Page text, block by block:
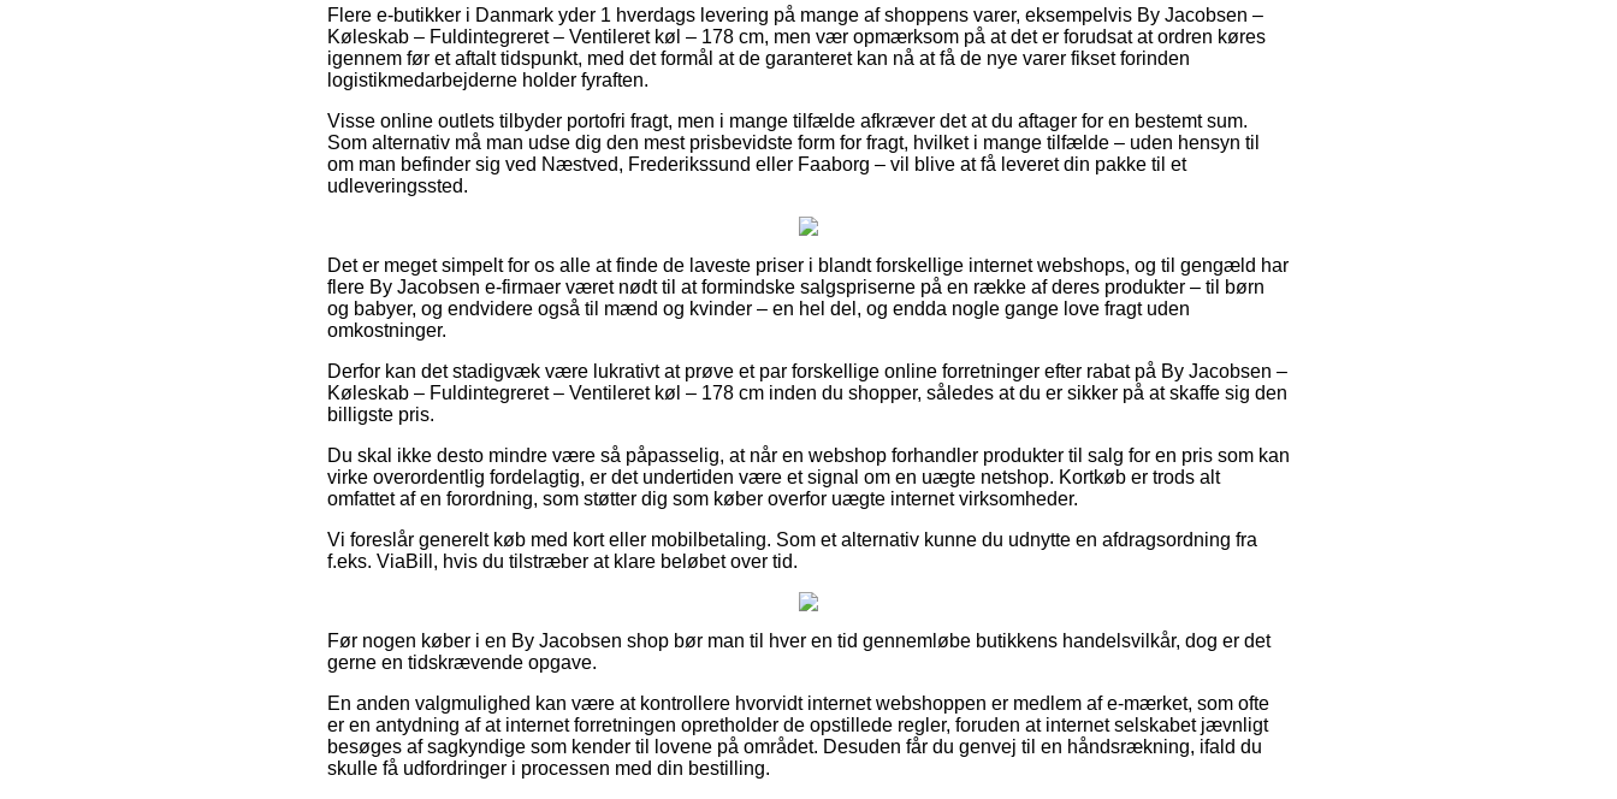
Flere e-butikker i Danmark yder 1 hverdags levering på mange af shoppens varer, eksempelvis By Jacobsen –
Køleskab – Fuldintegreret – Ventileret køl – 178 cm, men vær opmærksom på at det er forudsat at ordren køres
igennem før et aftalt tidspunkt, med det formål at de garanteret kan nå at få de nye varer fikset forinden
logistikmedarbejderne holder fyraften.
Visse online outlets tilbyder portofri fragt, men i mange tilfælde afkræver det at du aftager for en bestemt sum.
Som alternativ må man udse dig den mest prisbevidste form for fragt, hvilket i mange tilfælde – uden hensyn til
om man befinder sig ved Næstved, Frederikssund eller Faaborg – vil blive at få leveret din pakke til et
udleveringssted.
Det er meget simpelt for os alle at finde de laveste priser i blandt forskellige internet webshops, og til gengæld har
flere By Jacobsen e-firmaer været nødt til at formindske salgspriserne på en række af deres produkter – til børn
og babyer, og endvidere også til mænd og kvinder – en hel del, og endda nogle gange love fragt uden
omkostninger.
Derfor kan det stadigvæk være lukrativt at prøve et par forskellige online forretninger efter rabat på By Jacobsen –
Køleskab – Fuldintegreret – Ventileret køl – 178 cm inden du shopper, således at du er sikker på at skaffe sig den
billigste pris.
Du skal ikke desto mindre være så påpasselig, at når en webshop forhandler produkter til salg for en pris som kan
virke overordentlig fordelagtig, er det undertiden være et signal om en uægte netshop. Kortkøb er trods alt
omfattet af en forordning, som støtter dig som køber overfor uægte internet virksomheder.
Vi foreslår generelt køb med kort eller mobilbetaling. Som et alternativ kunne du udnytte en afdragsordning fra
f.eks. ViaBill, hvis du tilstræber at klare beløbet over tid.
Før nogen køber i en By Jacobsen shop bør man til hver en tid gennemløbe butikkens handelsvilkår, dog er det
gerne en tidskrævende opgave.
En anden valgmulighed kan være at kontrollere hvorvidt internet webshoppen er medlem af e-mærket, som ofte
er en antydning af at internet forretningen opretholder de opstillede regler, foruden at internet selskabet jævnligt
besøges af sagkyndige som kender til lovene på området. Desuden får du genvej til en håndsrækning, ifald du
skulle få udfordringer i processen med din bestilling.